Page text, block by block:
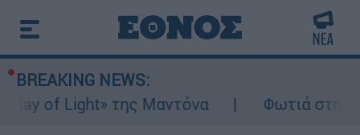
BREAKING NEWS:
of Light» της Μαντόνα
Φωτιά στη